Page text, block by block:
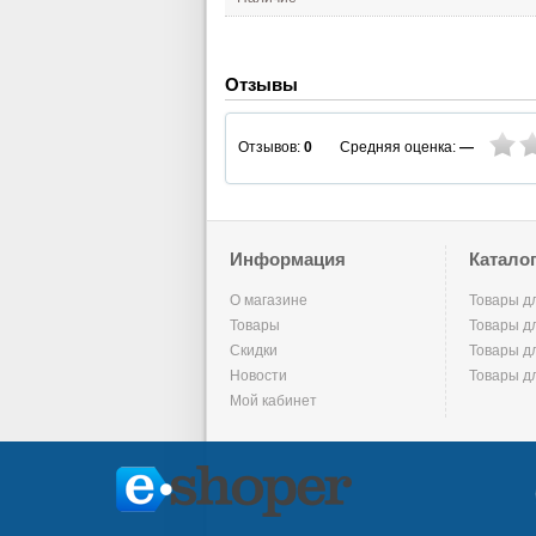
Отзывы
Отзывов: 0 Средняя оценка: —
Информация
О магазине
Товары
Скидки
Новости
Мой кабинет
Каталог
Товары
Товары
Товары
Товары